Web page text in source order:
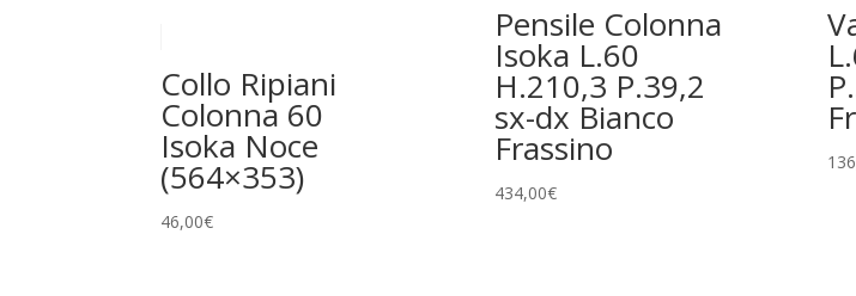
Collo Ripiani
Colonna 60
Isoka Noce
(564×353)
46,00€
Pensile Colonna
Isoka L.60
H.210,3 P.39,2
sx-dx Bianco
Frassino
434,00€